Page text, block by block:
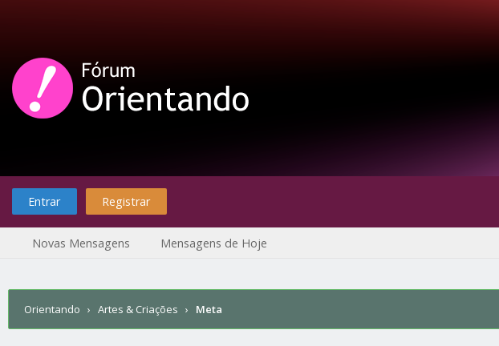
Entrar Registrar
Novas Mensagens Mensagens de Hoje
Orientando › Artes & Criações › Meta